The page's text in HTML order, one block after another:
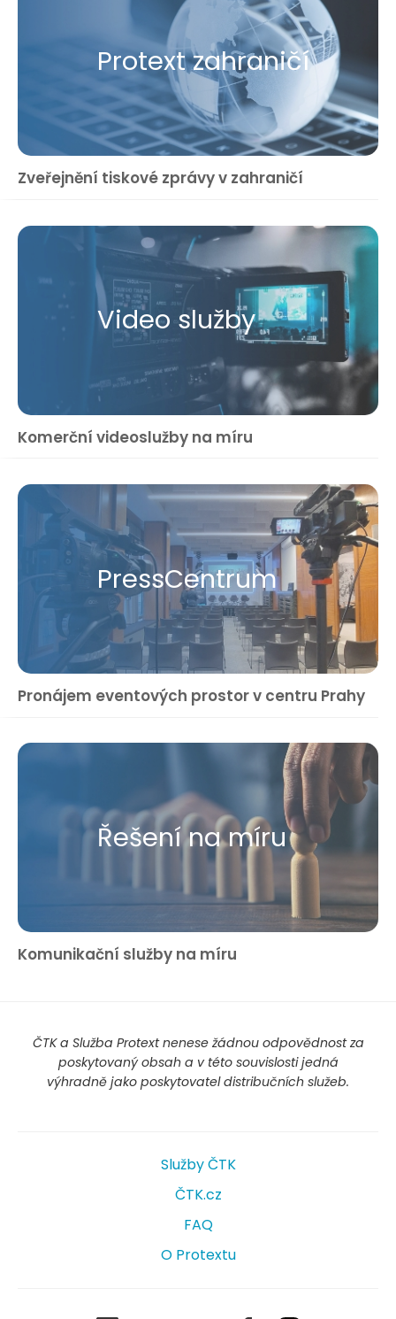
Protext zahraničí
Zveřejnění tiskové zprávy v zahraničí
Video služby
Komerční videoslužby na míru
Press​Centrum
Pronájem eventových prostor v centru Prahy
Řešení na míru
Komunikační služby na míru
ČTK a Služba Protext nenese žádnou odpovědnost za
poskytovaný obsah a v této souvislosti jedná
výhradně jako poskytovatel distribučních služeb.
Služby ČTK
ČTK.cz
FAQ
O Protextu